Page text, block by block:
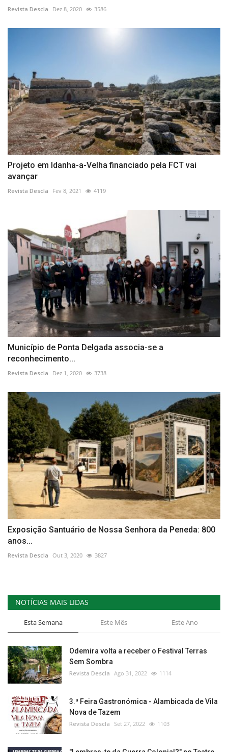
Revista Descla Dez 8, 2020 3586
Projeto em Idanha-a-Velha financiado pela FCT vai
avançar
Revista Descla Fev 8, 2021 4119
Município de Ponta Delgada associa-se a
reconhecimento...
Revista Descla Dez 1, 2020 3738
Exposição Santuário de Nossa Senhora da Peneda: 800
anos...
Revista Descla Out 3, 2020 3827
NOTÍCIAS MAIS LIDAS
Esta Semana Este Mês Este Ano
Odemira volta a receber o Festival Terras
Sem Sombra
Revista Descla Ago 31, 2022 1114
3.ª Feira Gastronómica - Alambicada de Vila
Nova de Tazem
Revista Descla Set 27, 2022 1103